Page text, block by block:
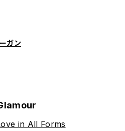
ガン
in All Forms